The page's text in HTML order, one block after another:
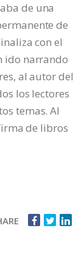
de una
de
con el
ido narrando
al autor del
los lectores
temas. Al
de libros